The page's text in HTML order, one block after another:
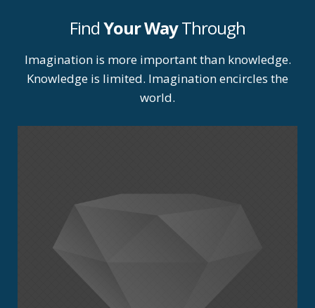
FindYour WayThrough
Imagination is more important than knowledge.
Knowledge is limited. Imagination encircles the
world.